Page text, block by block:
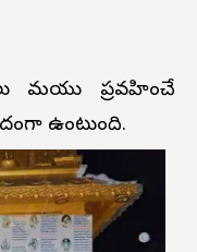
మరియు ప్రవహించే
ఉంటుంది.